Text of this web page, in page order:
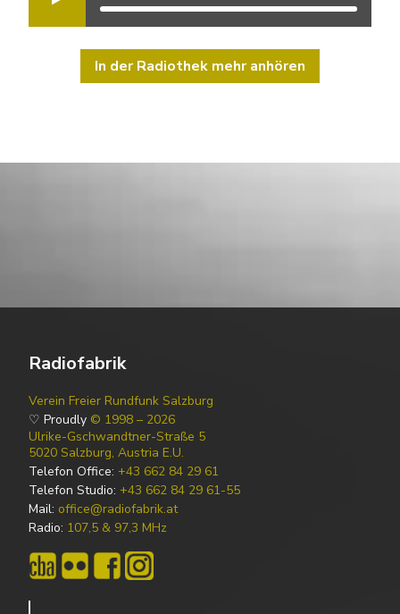
In der Radiothek mehr anhören
Radiofabrik
Verein Freier Rundfunk Salzburg
♡ Proudly © 1998 – 2026
Ulrike-Gschwandtner-Straße 5
5020 Salzburg, Austria E.U.
Telefon Office: +43 662 84 29 61
Telefon Studio: +43 662 84 29 61-55
Mail: office@radiofabrik.at
Radio: 107,5 & 97,3 MHz